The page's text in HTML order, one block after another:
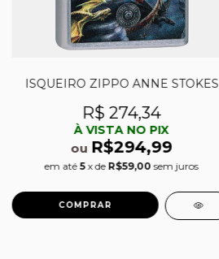
ISQUEIRO ZIPPO ANNE STOKES
R$ 274,34
À VISTA NO PIX
ou R$294,99
em até5 x de R$59,00 sem juros